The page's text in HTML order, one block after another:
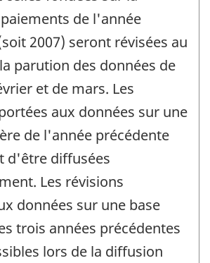
de l'année
2007) seront révisées au
parution des données de
et de mars. Les
aux données sur une
de l'année précédente
d'être diffusées
Les révisions
données sur une base
trois années précédentes
lors de la diffusion